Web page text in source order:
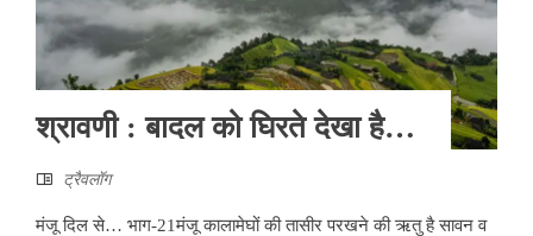
श्रावणी : बादल को घिरते देखा है…
ट्रैवलॉग
मंजू दिल से… भाग-21मंजू कालामेघों की तासीर परखने की ऋतु है सावन व